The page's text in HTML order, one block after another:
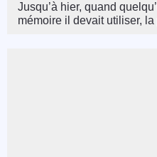
Jusqu’à hier, quand
mémoire il devait utiliser, la